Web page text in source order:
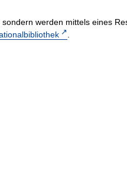
werden mittels eines
.